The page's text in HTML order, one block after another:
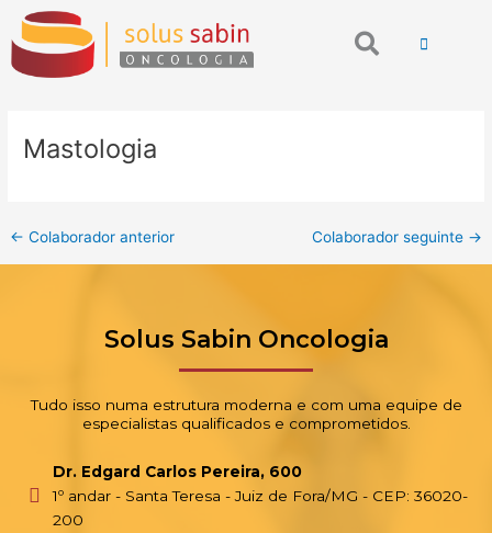
para
conteúdo
Search
Mastologia
Post
navigation
← Colaborador anterior Colaborador seguinte →
Solus Sabin Oncologia
Tudo isso numa estrutura moderna e com uma equipe de
especialistas qualificados e comprometidos.
Dr. Edgard Carlos Pereira, 600
1º andar - Santa Teresa - Juiz de Fora/MG - CEP: 36020-
200